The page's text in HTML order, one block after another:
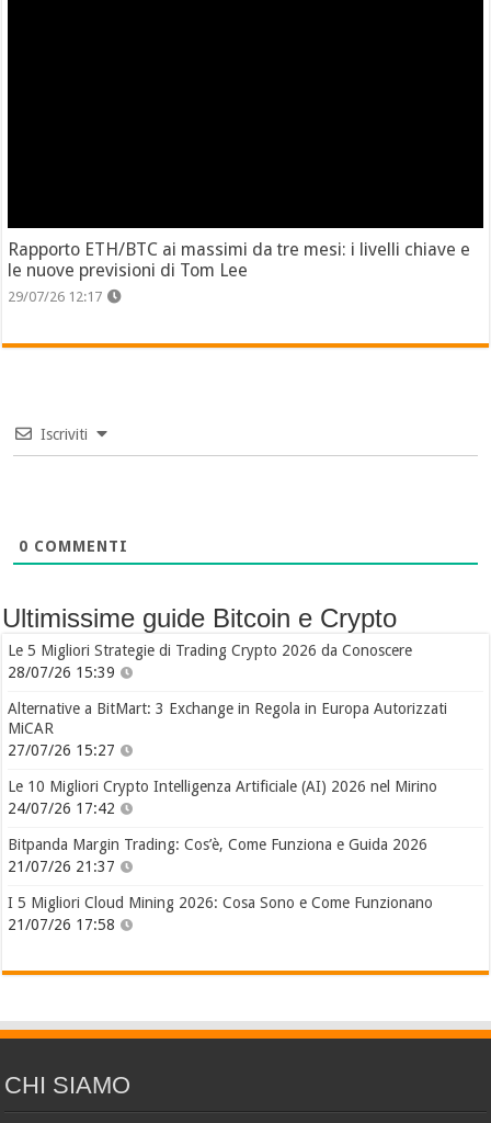
Rapporto ETH/BTC ai massimi da tre mesi: i livelli chiave e
le nuove previsioni di Tom Lee
29/07/26 12:17
Iscriviti
0 COMMENTI
Ultimissime guide Bitcoin e Crypto
Le 5 Migliori Strategie di Trading Crypto 2026 da Conoscere
28/07/26 15:39
Alternative a BitMart: 3 Exchange in Regola in Europa Autorizzati
MiCAR
27/07/26 15:27
Le 10 Migliori Crypto Intelligenza Artificiale (AI) 2026 nel Mirino
24/07/26 17:42
Bitpanda Margin Trading: Cos’è, Come Funziona e Guida 2026
21/07/26 21:37
I 5 Migliori Cloud Mining 2026: Cosa Sono e Come Funzionano
21/07/26 17:58
CHI SIAMO